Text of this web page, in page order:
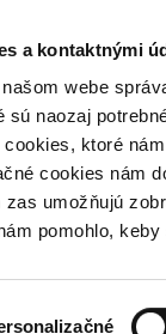
a kontaktnými
webe
naozaj
ktoré
cookies nám
umožňujú
pomohlo,